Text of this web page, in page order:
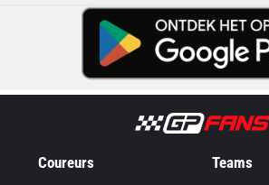
Coureurs Teams